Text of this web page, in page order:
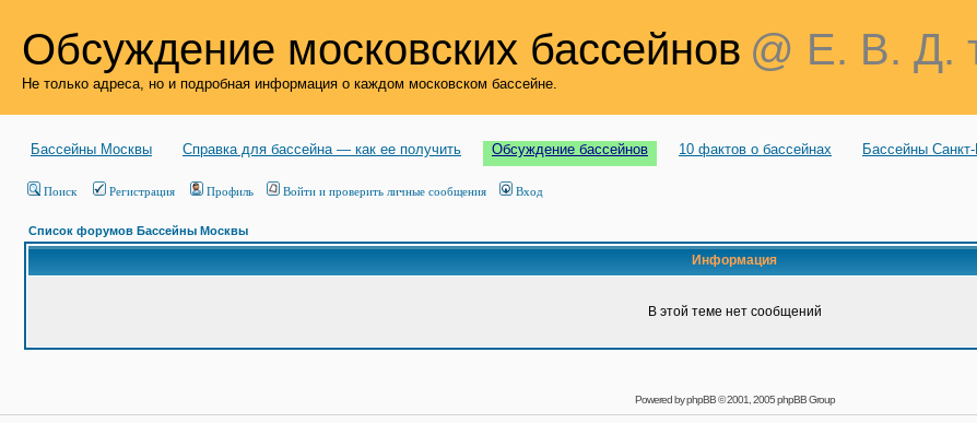
Обсуждение московских бассейнов @ Е. В. Д.
Не только адреса, но и подробная информация о каждом московском бассейне.
Бассейны Москвы Справка для бассейна — как ее получить Обсуждение бассейнов 10 фактов о бассейнах Бассейны
Поиск Регистрация Профиль Войти и проверить личные сообщения Вход
Список форумов Бассейны Москвы
Информация
В этой теме нет сообщений
Powered byphpBB© 2001, 2005 phpBB Group